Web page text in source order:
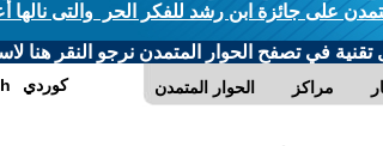
على جائزة ابن رشد للفكر الحر والتى نالها
تقنية في تصفح الحوار المتمدن نرجو النقر هنا
الحوار المتمدن مراكز كوردي